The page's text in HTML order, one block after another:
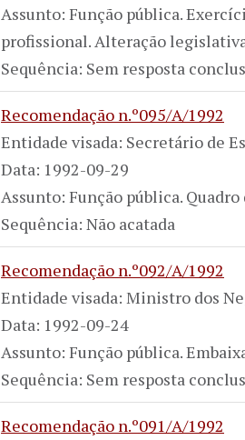
Assunto: Função pública.
profissional. Alteração
Sequência: Sem resposta
Recomendação n.º095/A/1992
Entidade visada: Secretário de
Data: 1992-09-29
Assunto: Função pública.
Sequência: Não acatada
Recomendação n.º092/A/1992
Entidade visada: Ministro dos
Data: 1992-09-24
Assunto: Função pública.
Sequência: Sem resposta
Recomendação n.º091/A/1992